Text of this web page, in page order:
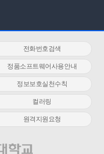
전화번호검색
정품소프트웨어사용안내
정보보호실천수칙
컬러링
원격지원요청